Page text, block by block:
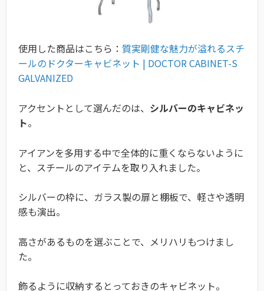
使用した商品はこちら： 質実剛健な魅力が溢れるスチ
ールのドクターキャビネット | DOCTOR CABINET-S
GALVANIZED
アクセントとして選んだのは、 シルバーのキャビネッ
ト。
アイアンを多用する中で全体的に重くならないように
と、スチールのアイテムを取り入れました。
シルバーの枠に、ガラス製の扉と棚板で、軽さや透明
感も演出。
高さがあるものを選ぶことで、メリハリもつけまし
た。
飾るように収納するとっておきのキャビネット。